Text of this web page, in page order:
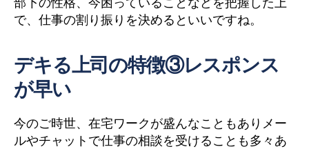
で、仕事の割り振りを決めるといいですね。
デキる上司の特徴③レスポンス
が早い
今のご時世、在宅ワークが盛んなこともありメー
ルやチャットで仕事の相談を受けることも多々あ